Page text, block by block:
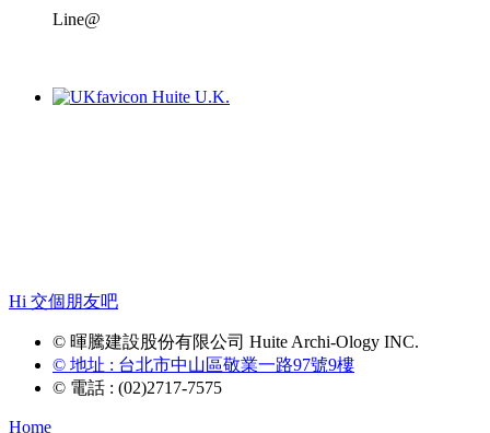
Line@
Huite U.K.
Hi 交個朋友吧
© 暉騰建設股份有限公司 Huite Archi-Ology INC.
© 地址 : 台北市中山區敬業一路97號9樓
© 電話 : (02)2717-7575
Home